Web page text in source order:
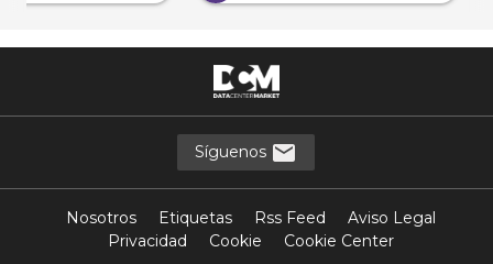
Síguenos
Nosotros Etiquetas Rss Feed
Aviso Legal
Privacidad
Cookie Cookie Center